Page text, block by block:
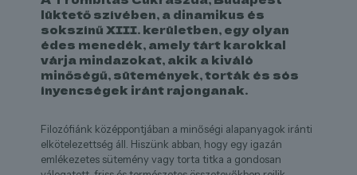
lüktető szívében, a dinamikus és
sokszínű XIII. kerületben, egy olyan
édes menedék, amely tárt karokkal
várja mindazokat, akik a kiváló
minőségű, sütemények, torták és sós
ínyencségek iránt rajonganak.
Filozófiánk középpontjában a minőségi alapanyagok iránti
elkötelezettség áll. Hiszünk abban, hogy egy igazán
emlékezetes sütemény vagy torta titka a gondosan